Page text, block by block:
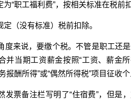
为“职工福利费”，按相关标准在税
（没有标准）税前扣除。
度来说，要缴个税。不管是职工还
并当期工资薪金按照“工资、薪金
报酬所得”或“偶然所得税”项目征收
发票备注栏写明了“住宿费”，但是